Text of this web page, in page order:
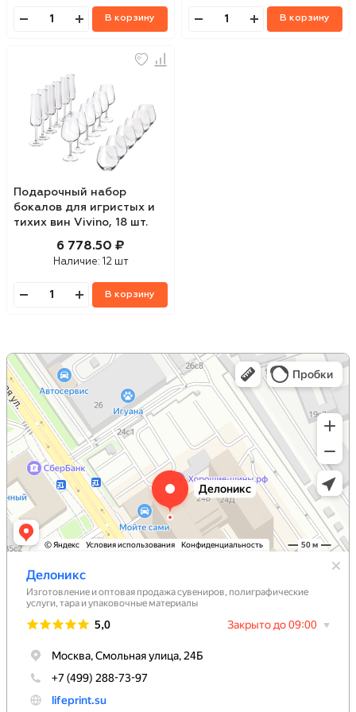
В корзину В корзину
Подарочный набор
бокалов для игристых и
тихих вин Vivino, 18 шт.
6 778.50 ₽
Наличие: 12 шт
В корзину